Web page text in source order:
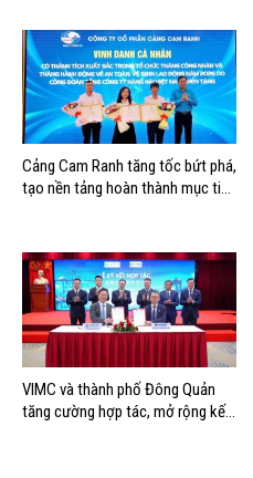
Cảng Cam Ranh tăng tốc bứt phá,
tạo nền tảng hoàn thành mục tiêu
VIMC và thành phố Đông Quản
tăng cường hợp tác, mở rộng kết